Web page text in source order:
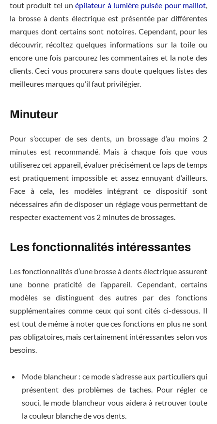
tout produit tel unépilateur à lumière pulsée pour maillot,
la brosse à dents électrique est présentée par différentes
marques dont certains sont notoires. Cependant, pour les
découvrir, récoltez quelques informations sur la toile ou
encore une fois parcourez les commentaires et la note des
clients. Ceci vous procurera sans doute quelques listes des
meilleures marques qu’il faut privilégier.
Minuteur
Pour s’occuper de ses dents, un brossage d’au moins 2
minutes est recommandé. Mais à chaque fois que vous
utiliserez cet appareil, évaluer précisément ce laps de temps
est pratiquement impossible et assez ennuyant d’ailleurs.
Face à cela, les modèles intégrant ce dispositif sont
nécessaires afin de disposer un réglage vous permettant de
respecter exactement vos 2 minutes de brossages.
Les fonctionnalités intéressantes
Les fonctionnalités d’une brosse à dents électrique assurent
une bonne praticité de l’appareil. Cependant, certains
modèles se distinguent des autres par des fonctions
supplémentaires comme ceux qui sont cités ci-dessous. Il
est tout de même à noter que ces fonctions en plus ne sont
pas obligatoires, mais certainement intéressantes selon vos
besoins.
Mode blancheur : ce mode s’adresse aux particuliers qui
présentent des problèmes de taches. Pour régler ce
souci, le mode blancheur vous aidera à retrouver toute
la couleur blanche de vos dents.